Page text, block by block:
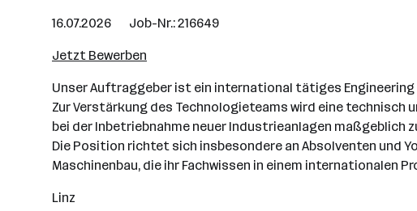
16.07.2026 Job-Nr.: 216649
Jetzt Bewerben
Unser Auftraggeber ist ein international tätiges
Zur Verstärkung des Technologieteams wird eine
bei der Inbetriebnahme neuer Industrieanlagen maßgeblich
Die Position richtet sich insbesondere an Absolventen und
Maschinenbau, die ihr Fachwissen in einem internationalen
Linz